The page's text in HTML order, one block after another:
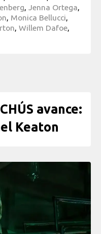
, Jenna Ortega,
, Monica Bellucci,
, Willem Dafoe,
avance:
Keaton